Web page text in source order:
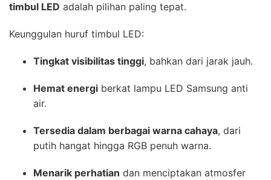
timbul LED adalah pilihan paling tepat.
Keunggulan huruf timbul LED:
Tingkat visibilitas tinggi, bahkan dari jarak jauh.
Hemat energi berkat lampu LED Samsung anti
air.
Tersedia dalam berbagai warna cahaya, dari
putih hangat hingga RGB penuh warna.
Menarik perhatian dan menciptakan atmosfer